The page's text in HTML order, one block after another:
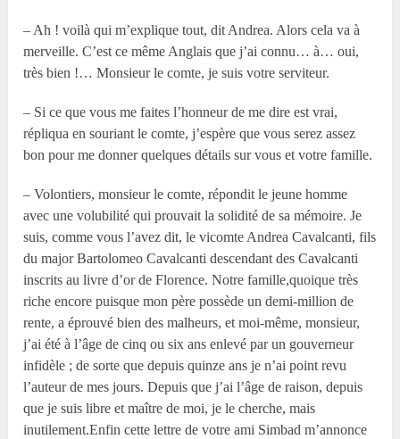
– Ah ! voilà qui m’explique tout, dit Andrea. Alors cela va à
merveille. C’est ce même Anglais que j’ai connu… à… oui,
très bien !… Monsieur le comte, je suis votre serviteur.
– Si ce que vous me faites l’honneur de me dire est vrai,
répliqua en souriant le comte, j’espère que vous serez assez
bon pour me donner quelques détails sur vous et votre famille.
– Volontiers, monsieur le comte, répondit le jeune homme
avec une volubilité qui prouvait la solidité de sa mémoire. Je
suis, comme vous l’avez dit, le vicomte Andrea Cavalcanti, fils
du major Bartolomeo Cavalcanti descendant des Cavalcanti
inscrits au livre d’or de Florence. Notre famille,quoique très
riche encore puisque mon père possède un demi-million de
rente, a éprouvé bien des malheurs, et moi-même, monsieur,
j’ai été à l’âge de cinq ou six ans enlevé par un gouverneur
infidèle ; de sorte que depuis quinze ans je n’ai point revu
l’auteur de mes jours. Depuis que j’ai l’âge de raison, depuis
que je suis libre et maître de moi, je le cherche, mais
inutilement.Enfin cette lettre de votre ami Simbad m’annonce